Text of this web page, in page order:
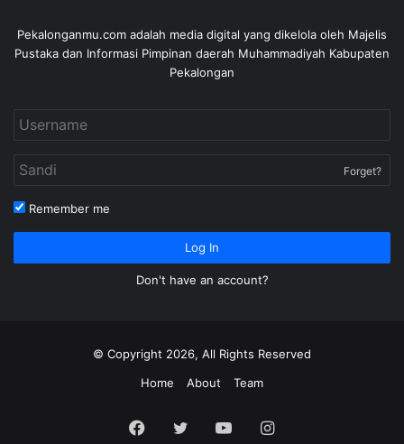
Pekalonganmu.com adalah media digital yang dikelola oleh Majelis
Pustaka dan Informasi Pimpinan daerah Muhammadiyah Kabupaten
Pekalongan
Forget?
Remember me
Log In
Don't have an account?
© Copyright 2026, All Rights Reserved
Home
About Team
Facebook
Twitter YouTubeInstagram